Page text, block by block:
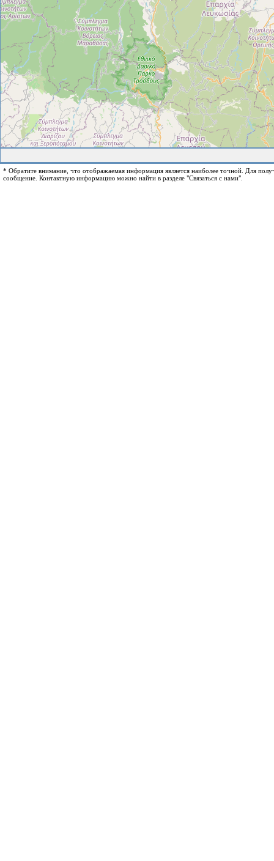
* Обратите внимание, что отображаемая информация является наиболее точной. Для
сообщение. Контактную информацию можно найти в разделе "Связаться с нами".